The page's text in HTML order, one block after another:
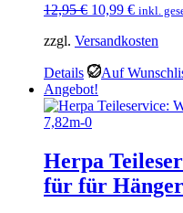
12,95€ Ursprünglicher
war:
10,99 €
ist:
inkl.
zzgl. Versandkosten
Details
Auf
Angebot!
Herpa
für für